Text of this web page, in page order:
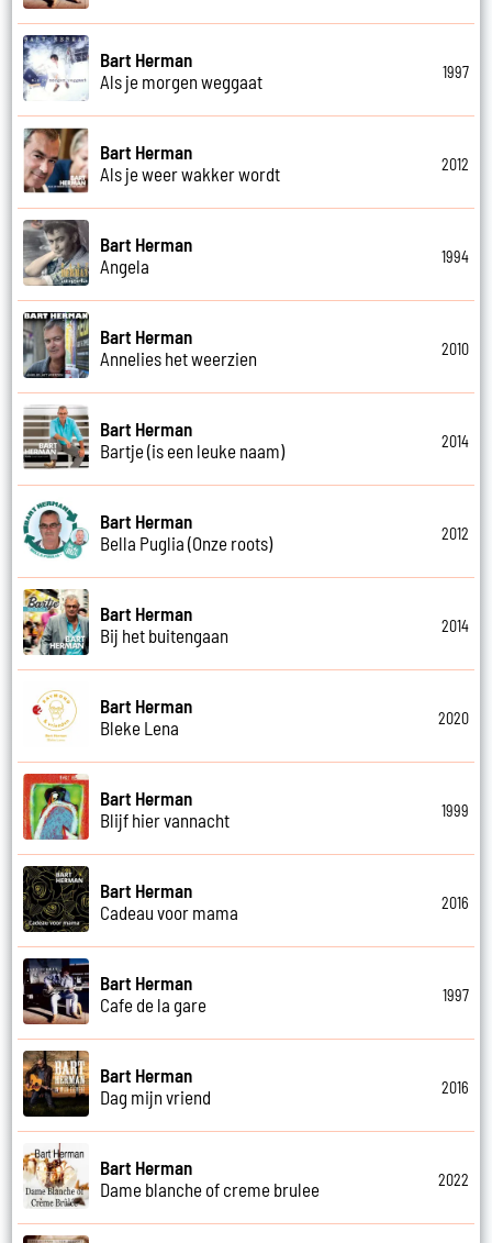
Bart Herman
Als je morgen weggaat
1997
Bart Herman
Als je weer wakker wordt
2012
Bart Herman
Angela
1994
Bart Herman
Annelies het weerzien
2010
Bart Herman
Bartje (is een leuke naam)
2014
Bart Herman
Bella Puglia (Onze roots)
2012
Bart Herman
Bij het buitengaan
2014
Bart Herman
Bleke Lena
2020
Bart Herman
Blijf hier vannacht
1999
Bart Herman
Cadeau voor mama
2016
Bart Herman
Cafe de la gare
1997
Bart Herman
Dag mijn vriend
2016
Bart Herman
Dame blanche of creme brulee
2022